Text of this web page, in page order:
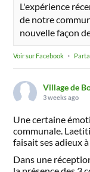
L'expérience
de notre
nouvelle façon
Voir sur Facebook ·
Village de
3 weeks ago
Une certaine
communale.
faisait ses adieux
Dans une